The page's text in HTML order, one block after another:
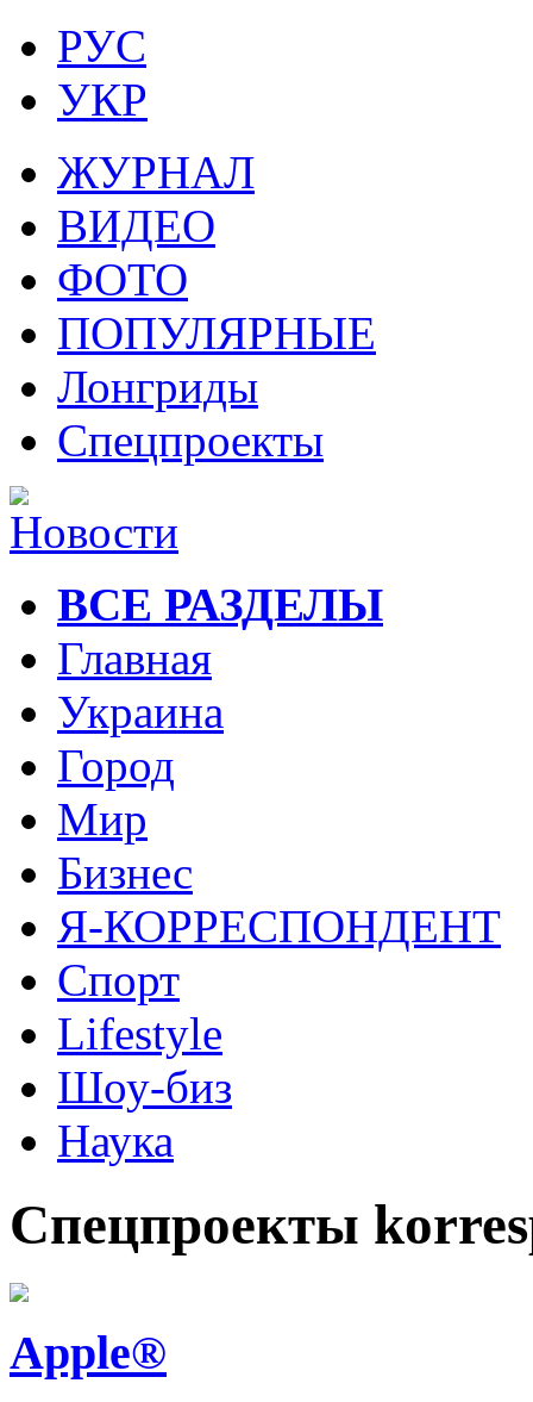
РУС
УКР
ЖУРНАЛ
ВИДЕО
ФОТО
ПОПУЛЯРНЫЕ
Лонгриды
Спецпроекты
ВСЕ РАЗДЕЛЫ
Главная
Украина
Город
Мир
Бизнес
Я-КОРРЕСПОНДЕНТ
Спорт
Lifestyle
Шоу-биз
Наука
Спецпроекты
Apple®